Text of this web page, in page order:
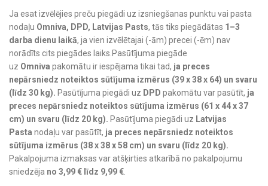
Ja esat izvēlējies preču piegādi uz izsniegšanas punktu vai pasta
nodaļu Omniva, DPD, Latvijas Pasts, tās tiks piegādātas 1–3
darba dienu laikā, ja vien izvēlētajai (-ām) precei (-ēm) nav
norādīts cits piegādes laiks.Pasūtījuma piegāde
uz Omniva pakomātu ir iespējama tikai tad, ja preces
nepārsniedz noteiktos sūtījuma izmērus (39 x 38 x 64) un svaru
(līdz 30 kg). Pasūtījuma piegādi uz DPD pakomātu var pasūtīt, ja
preces nepārsniedz noteiktos sūtījuma izmērus (61 x 44 x 37
cm) un svaru (līdz 20 kg). Pasūtījuma piegādi uz Latvijas
Pasta nodaļu var pasūtīt, ja preces nepārsniedz noteiktos
sūtījuma izmērus (38 x 38 x 58 cm) un svaru (līdz 20 kg).
Pakalpojuma izmaksas var atšķirties atkarībā no pakalpojumu
sniedzēja no 3,99 € līdz 9,99 €